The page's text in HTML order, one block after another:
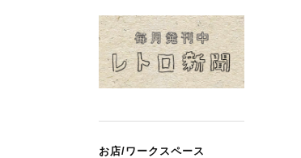
お店/ワークスペース